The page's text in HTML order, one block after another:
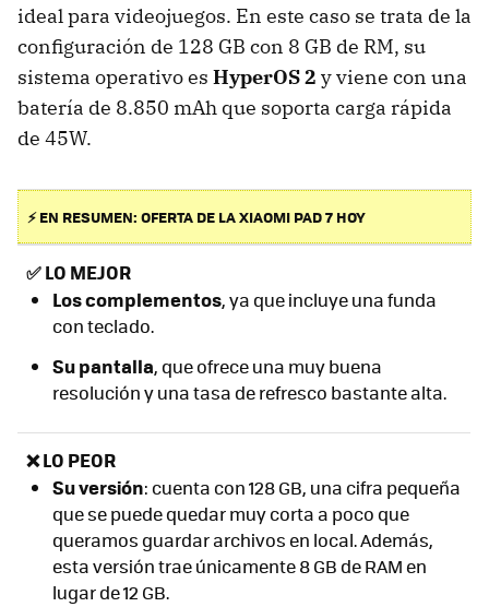
ideal para videojuegos. En este caso se trata de la
configuración de 128 GB con 8 GB de RM, su
sistema operativo es HyperOS 2 y viene con una
batería de 8.850 mAh que soporta carga rápida
de 45W.
⚡ EN RESUMEN: OFERTA DE LA XIAOMI PAD 7 HOY
✅LO MEJOR
Los complementos, ya que incluye una funda
con teclado.
Su pantalla, que ofrece una muy buena
resolución y una tasa de refresco bastante alta.
❌ LO PEOR
Su versión: cuenta con 128 GB, una cifra pequeña
que se puede quedar muy corta a poco que
queramos guardar archivos en local. Además,
esta versión trae únicamente 8 GB de RAM en
lugar de 12 GB.